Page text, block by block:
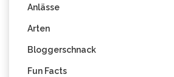
Anlässe
Arten
Bloggerschnack
Fun Facts